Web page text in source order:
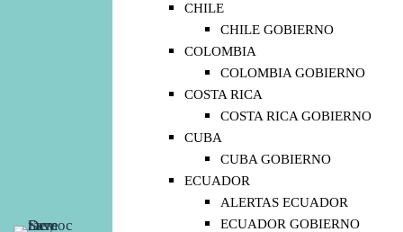
CHILE
CHILE GOBIERNO
COLOMBIA
COLOMBIA GOBIERNO
COSTA RICA
COSTA RICA GOBIERNO
CUBA
CUBA GOBIERNO
ECUADOR
ALERTAS ECUADOR
ECUADOR GOBIERNO